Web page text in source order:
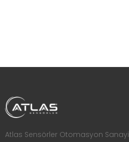
Atlas Sensörler Otomasyon Sanayi